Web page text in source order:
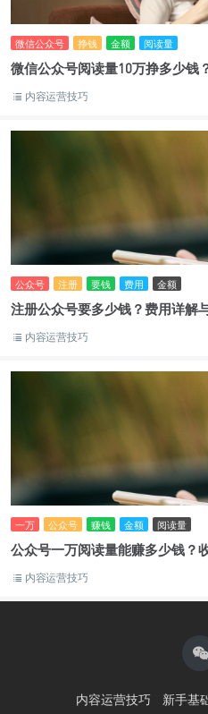
微信公众号 挣钱 金额 阅读量
微信公众号阅读量10万挣多少钱
内容运营技巧
公众号 注册 要钱 费用 金额
注册公众号要多少钱？费用详解
内容运营技巧
一万 公众号 赚钱 金额 阅读量
公众号一万阅读量能赚多少钱？
内容运营技巧
内容运营技巧 新手基